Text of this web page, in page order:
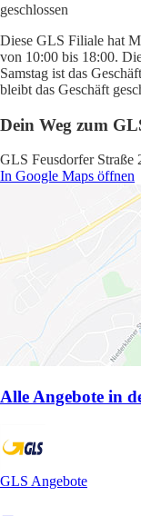
geschlossen
Diese GLS Filiale hat
von 10:00 bis 18:00.
Samstag ist das
bleibt das Geschäft
Dein Weg zum
GLS Feusdorfer Straße
In Google Maps öffnen
Alle Angebote in
GLS Angebote